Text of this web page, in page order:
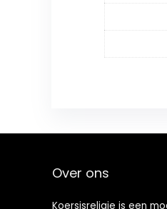
Over ons
Koersisreligie is een